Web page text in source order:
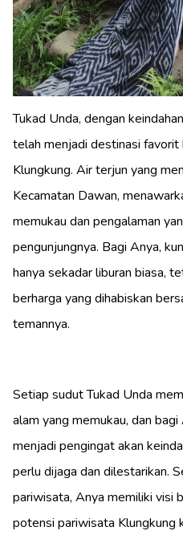
Tukad Unda, dengan
telah menjadi destinasi
Klungkung. Air terjun yang
Kecamatan Dawan,
memukau dan pengalaman
pengunjungnya. Bagi Anya,
hanya sekadar liburan biasa,
berharga yang dihabiskan
temannya.
Setiap sudut Tukad Unda
alam yang memukau, dan
menjadi pengingat akan
perlu dijaga dan dilestarikan.
pariwisata, Anya memiliki visi
potensi pariwisata Klungkung